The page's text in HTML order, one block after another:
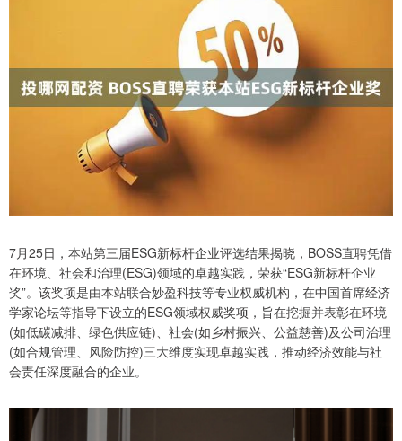
7月25日，本站第三届ESG新标杆企业评选结果揭晓，BOSS直聘凭借
在环境、社会和治理(ESG)领域的卓越实践，荣获“ESG新标杆企业
奖”。该奖项是由本站联合妙盈科技等专业权威机构，在中国首席经济
学家论坛等指导下设立的ESG领域权威奖项，旨在挖掘并表彰在环境
(如低碳减排、绿色供应链)、社会(如乡村振兴、公益慈善)及公司治理
(如合规管理、风险防控)三大维度实现卓越实践，推动经济效能与社
会责任深度融合的企业。